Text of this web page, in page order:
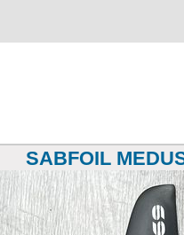
SABFOIL